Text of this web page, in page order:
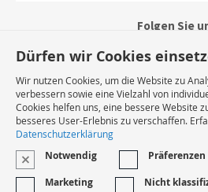
Folgen Sie
Dürfen wir Cookies
Wir nutzen Cookies, um die Website zu
verbessern sowie eine Vielzahl von
Cookies helfen uns, eine bessere Website
besseres User-Erlebnis zu verschaffen.
Datenschutzerklärung
Notwendig Präferenzen
Marketing
Nicht